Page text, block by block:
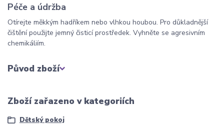
Péče a údržba
Otírejte měkkým hadříkem nebo vlhkou houbou. Pro důkladnější
čištění použijte jemný čisticí prostředek. Vyhněte se agresivním
chemikáliím.
Původ zboží
Zboží zařazeno v kategoriích
Dětský pokoj